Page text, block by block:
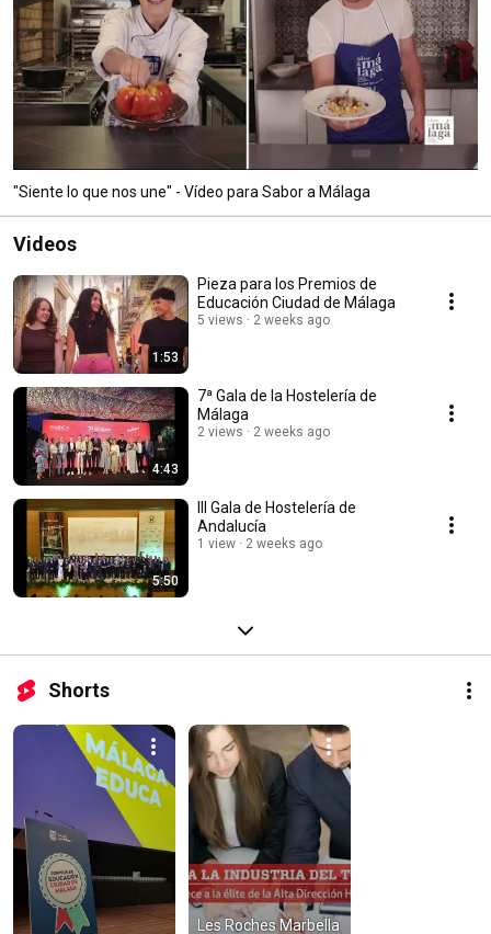
"Siente lo que nos une" - Vídeo para Sabor a Málaga
Videos
1:53
Pieza para los Premios de
Educación Ciudad de Málaga
5 views 2 weeks ago
4:43
7ª Gala de la Hostelería de
Málaga
2 views 2 weeks ago
5:50
III Gala de Hostelería de
Andalucía
1 view 2 weeks ago
Shorts
Les Roches Marbella